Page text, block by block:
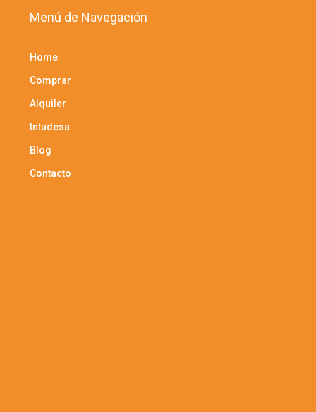
Menú de Navegación
Home
Comprar
Alquiler
Intudesa
Blog
Contacto